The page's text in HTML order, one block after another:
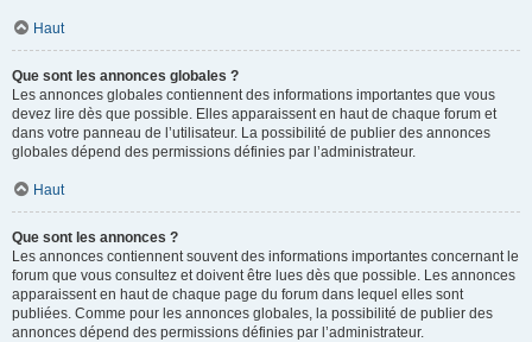
Haut
Que sont les annonces globales ?
Les annonces globales contiennent des informations importantes que vous
devez lire dès que possible. Elles apparaissent en haut de chaque forum et
dans votre panneau de l’utilisateur. La possibilité de publier des annonces
globales dépend des permissions définies par l’administrateur.
Haut
Que sont les annonces ?
Les annonces contiennent souvent des informations importantes concernant le
forum que vous consultez et doivent être lues dès que possible. Les annonces
apparaissent en haut de chaque page du forum dans lequel elles sont
publiées. Comme pour les annonces globales, la possibilité de publier des
annonces dépend des permissions définies par l’administrateur.